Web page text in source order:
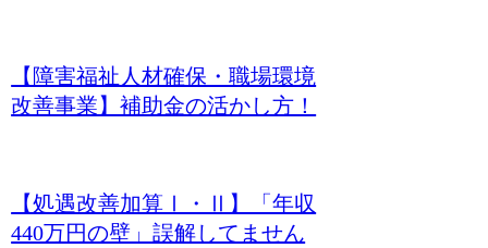
【障害福祉人材確保・職場環境
改善事業】補助金の活かし方！
【処遇改善加算Ⅰ・Ⅱ】「年収
440万円の壁」誤解してません